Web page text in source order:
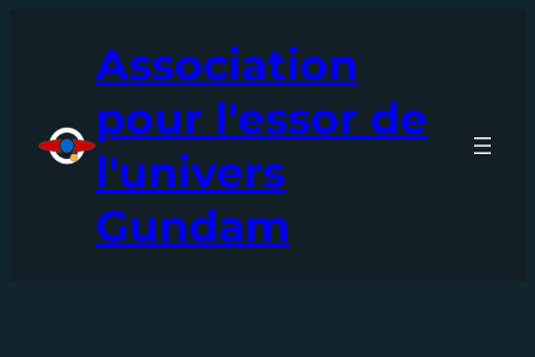
Association
pour l'essor de
l'univers
Gundam